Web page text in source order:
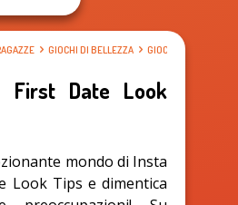
GIOCHI DI BELLEZZA GIOCHI DI VESTIRE
First Date Look
mondo di Insta
Look Tips e dimentica